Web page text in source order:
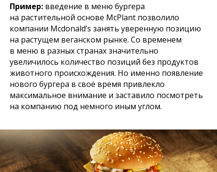
Пример: введение в меню бургера
на растительной основе McPlant позволило
компании Mcdonald’s занять уверенную позицию
на растущем веганском рынке. Со временем
в меню в разных странах значительно
увеличилось количество позиций без продуктов
животного происхождения. Но именно появление
нового бургера в своё время привлекло
максимальное внимание и заставило посмотреть
на компанию под немного иным углом.